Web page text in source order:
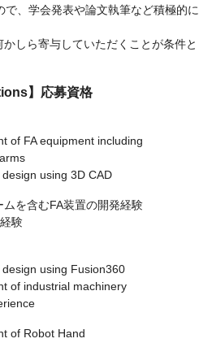
で、学会発表や論文執筆など積極的に
しら寄与していただくことが条件と
】応募資格
of FA equipment including
using 3D CAD
ムを含むFA装置の開発経験
験
design using Fusion360
of industrial machinery
of Robot Hand